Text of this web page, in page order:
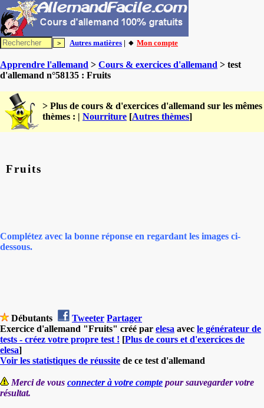
Autres matières | 🔸 Mon compte
Apprendre l'allemand > Cours & exercices d'allemand > test
d'allemand n°58135 : Fruits
> Plus de cours & d'exercices d'allemand sur les mêmes
thèmes : | Nourriture [Autres thèmes]
Fruits
Complétez avec la bonne réponse en regardant les images ci-
dessous.
Débutants Tweeter Partager
Exercice d'allemand "Fruits" créé par elesa avec le générateur de
tests - créez votre propre test ! [Plus de cours et d'exercices de
elesa]
Voir les statistiques de réussite de ce test d'allemand
Merci de vous connecter à votre compte pour sauvegarder votre
résultat.